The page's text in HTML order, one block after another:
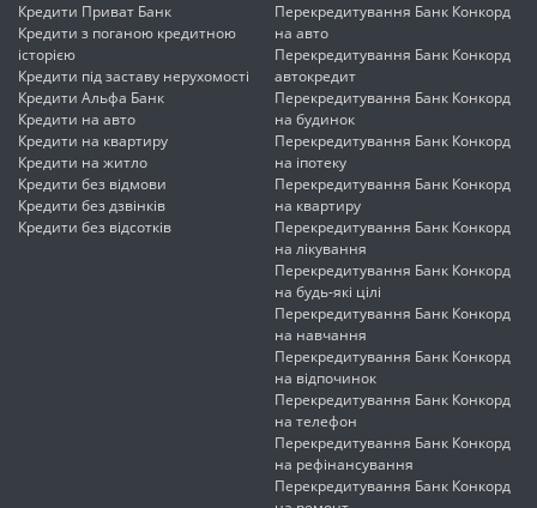
Кредити Приват Банк
Кредити з поганою кредитною
історією
Кредити під заставу нерухомості
Кредити Альфа Банк
Кредити на авто
Кредити на квартиру
Кредити на житло
Кредити без відмови
Кредити без дзвінків
Кредити без відсотків
Перекредитування Банк Конкорд
на авто
Перекредитування Банк Конкорд
автокредит
Перекредитування Банк Конкорд
на будинок
Перекредитування Банк Конкорд
на іпотеку
Перекредитування Банк Конкорд
на квартиру
Перекредитування Банк Конкорд
на лікування
Перекредитування Банк Конкорд
на будь-які цілі
Перекредитування Банк Конкорд
на навчання
Перекредитування Банк Конкорд
на відпочинок
Перекредитування Банк Конкорд
на телефон
Перекредитування Банк Конкорд
на рефінансування
Перекредитування Банк Конкорд